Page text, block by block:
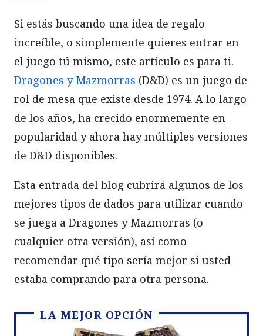
Si estás buscando una idea de regalo
increíble, o simplemente quieres entrar en
el juego tú mismo, este artículo es para ti.
Dragones y Mazmorras (D&D) es un juego de
rol de mesa que existe desde 1974. A lo largo
de los años, ha crecido enormemente en
popularidad y ahora hay múltiples versiones
de D&D disponibles.
Esta entrada del blog cubrirá algunos de los
mejores tipos de dados para utilizar cuando
se juega a Dragones y Mazmorras (o
cualquier otra versión), así como
recomendar qué tipo sería mejor si usted
estaba comprando para otra persona.
LA MEJOR OPCIÓN